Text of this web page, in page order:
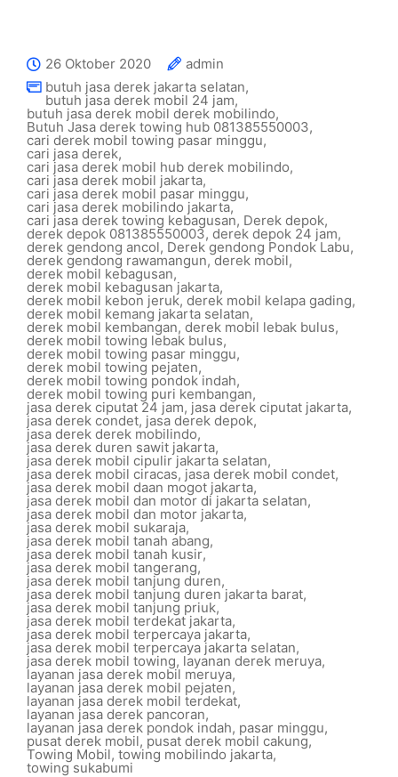
26 Oktober 2020
admin
butuh jasa derek jakarta selatan,
butuh jasa derek mobil 24 jam,
butuh jasa derek mobil derek mobilindo,
Butuh Jasa derek towing hub 081385550003,
cari derek mobil towing pasar minggu,
cari jasa derek,
cari jasa derek mobil hub derek mobilindo,
cari jasa derek mobil jakarta,
cari jasa derek mobil pasar minggu,
cari jasa derek mobilindo jakarta,
cari jasa derek towing kebagusan, Derek depok,
derek depok 081385550003, derek depok 24 jam,
derek gendong ancol, Derek gendong Pondok Labu,
derek gendong rawamangun,derek mobil,
derek mobil kebagusan,
derek mobil kebagusan jakarta,
derek mobil kebon jeruk, derek mobil kelapa gading,
derek mobil kemang jakarta selatan,
derek mobil kembangan, derek mobil lebak bulus,
derek mobil towing lebak bulus,
derek mobil towing pasar minggu,
derek mobil towing pejaten,
derek mobil towing pondok indah,
derek mobil towing puri kembangan,
jasa derek ciputat 24 jam, jasa derek ciputat jakarta,
jasa derek condet, jasa derek depok,
jasa derek derek mobilindo,
jasa derek duren sawit jakarta,
jasa derek mobil cipulir jakarta selatan,
jasa derek mobil ciracas, jasa derek mobil condet,
jasa derek mobil daan mogot jakarta,
jasa derek mobil dan motor di jakarta selatan,
jasa derek mobil dan motor jakarta,
jasa derek mobil sukaraja,
jasa derek mobil tanah abang,
jasa derek mobil tanah kusir,
jasa derek mobil tangerang,
jasa derek mobil tanjung duren,
jasa derek mobil tanjung duren jakarta barat,
jasa derek mobil tanjung priuk,
jasa derek mobil terdekat jakarta,
jasa derek mobil terpercaya jakarta,
jasa derek mobil terpercaya jakarta selatan,
jasa derek mobil towing, layanan derek meruya,
layanan jasa derek mobil meruya,
layanan jasa derek mobil pejaten,
layanan jasa derek mobil terdekat,
layanan jasa derek pancoran,
layanan jasa derek pondok indah, pasar minggu,
pusat derek mobil, pusat derek mobil cakung,
Towing Mobil, towing mobilindo jakarta,
towing sukabumi